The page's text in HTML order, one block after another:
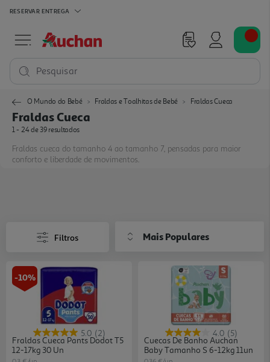
RESERVAR ENTREGA
Pesquisar
O Mundo do Bebé Fraldas e Toalhitas de Bebé Fraldas Cueca
Fraldas Cueca
1 - 24 de 39 resultados
Fraldas cueca do tamanho 4 ao tamanho 7, pensadas para maior
conforto e liberdade de movimentos.
Filtros Mais Populares
-10%
5.0 (2)
Fraldas Cueca Pants Dodot T5
12-17kg 30 Un
4.0 (5)
Cuecas De Banho Auchan
Baby Tamanho S 6-12kg 11un